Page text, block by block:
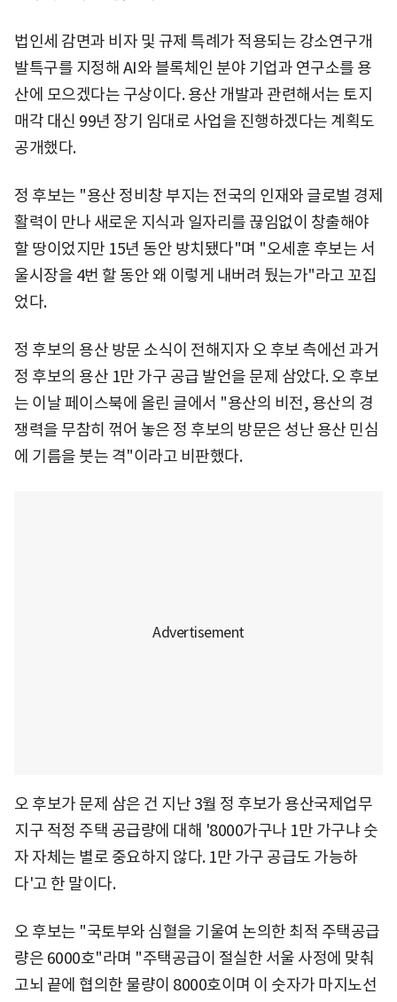
법인세 감면과 비자 및 규제 특례가 적용되는 강소연구개
발특구를 지정해 AI와 블록체인 분야 기업과 연구소를 용
산에 모으겠다는 구상이다. 용산 개발과 관련해서는 토지
매각 대신 99년 장기 임대로 사업을 진행하겠다는 계획도
공개했다.
정 후보는 "용산 정비창 부지는 전국의 인재와 글로벌 경제
활력이 만나 새로운 지식과 일자리를 끊임없이 창출해야
할 땅이었지만 15년 동안 방치됐다"며 "오세훈 후보는 서
울시장을 4번 할 동안 왜 이렇게 내버려 뒀는가"라고 꼬집
었다.
정 후보의 용산 방문 소식이 전해지자 오 후보 측에선 과거
정 후보의 용산 1만 가구 공급 발언을 문제 삼았다. 오 후보
는 이날 페이스북에 올린 글에서 "용산의 비전, 용산의 경
쟁력을 무참히 꺾어 놓은 정 후보의 방문은 성난 용산 민심
에 기름을 붓는 격"이라고 비판했다.
오 후보가 문제 삼은 건 지난 3월 정 후보가 용산국제업무
지구 적정 주택 공급량에 대해 '8000가구나 1만 가구냐 숫
자 자체는 별로 중요하지 않다. 1만 가구 공급도 가능하
다'고 한 말이다.
오 후보는 "국토부와 심혈을 기울여 논의한 최적 주택공급
량은 6000호"라며 "주택공급이 절실한 서울 사정에 맞춰
고뇌 끝에 협의한 물량이 8000호이며 이 숫자가 마지노선